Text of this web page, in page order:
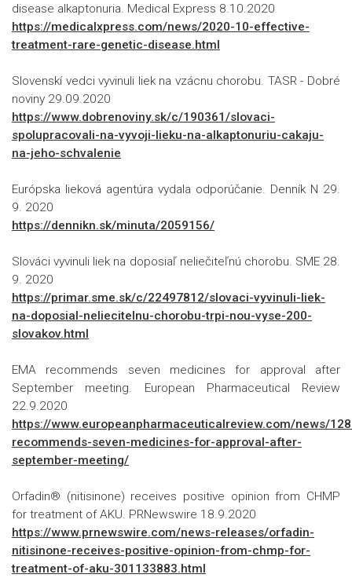
disease alkaptonuria. Medical Express 8.10.2020
https://medicalxpress.com/news/2020-10-effective-
treatment-rare-genetic-disease.html
Slovenskí vedci vyvinuli liek na vzácnu chorobu. TASR - Dobré
noviny 29.09.2020
https://www.dobrenoviny.sk/c/190361/slovaci-
spolupracovali-na-vyvoji-lieku-na-alkaptonuriu-cakaju-
na-jeho-schvalenie
Európska lieková agentúra vydala odporúčanie. Denník N 29.
9. 2020
https://dennikn.sk/minuta/2059156/
Slováci vyvinuli liek na doposiaľ neliečiteľnú chorobu. SME 28.
9. 2020
https://primar.sme.sk/c/22497812/slovaci-vyvinuli-liek-
na-doposial-neliecitelnu-chorobu-trpi-nou-vyse-200-
slovakov.html
EMA recommends seven medicines for approval after
September meeting. European Pharmaceutical Review
22.9.2020
https://www.europeanpharmaceuticalreview.com/news/
recommends-seven-medicines-for-approval-after-
september-meeting/
Orfadin® (nitisinone) receives positive opinion from CHMP
for treatment of AKU. PRNewswire 18.9.2020
https://www.prnewswire.com/news-releases/orfadin-
nitisinone-receives-positive-opinion-from-chmp-for-
treatment-of-aku-301133883.html